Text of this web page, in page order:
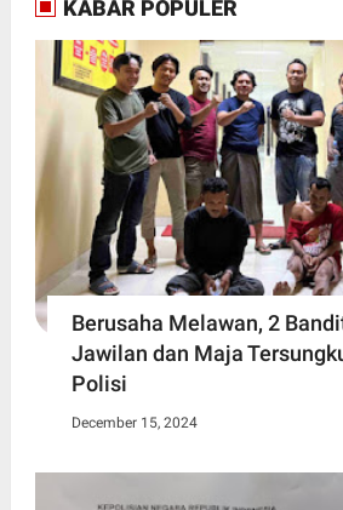
KABAR POPULER
Berusaha Melawan, 2
Jawilan dan Maja
Polisi
December 15, 2024